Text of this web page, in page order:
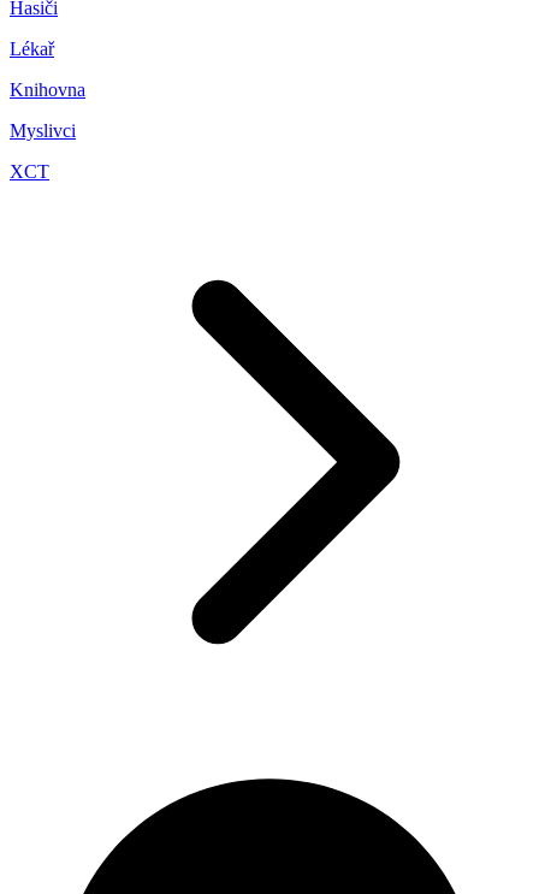
Hasiči
Lékař
Knihovna
Myslivci
XCT